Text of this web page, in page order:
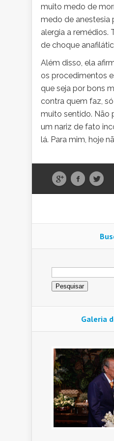
muito medo de
medo de anestesia
alergia a remédios.
de choque
Além disso, ela
os procedimentos
que seja por bons
contra quem faz,
muito sentido. Não
um nariz de fato
lá. Para mim, hoje
Pesquisar
por:
Galeria